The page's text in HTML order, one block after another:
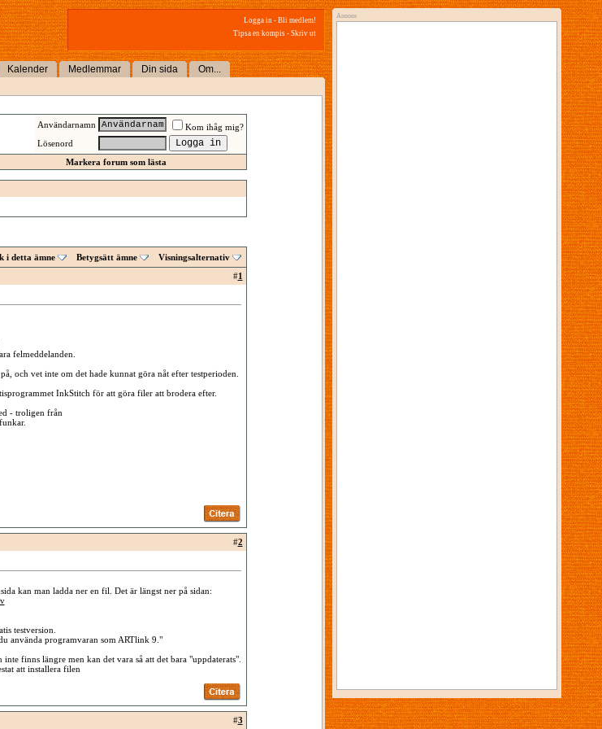
Logga in - Bli medlem!
Tipsa en kompis - Skriv ut
Kalender Medlemmar Din sida Om...
Användarnamn
Kom ihåg mig?
Lösenord
Markera forum som lästa
i detta ämne Betygsätt ämne
Visningsalternativ
#1
felmeddelanden.
och vet inte om det hade kunnat göra nåt efter testperioden.
InkStitch för att göra filer att brodera efter.
- troligen från
#2
kan man ladda ner en fil. Det är längst ner på sidan:
testversion.
använda programvaran som ARTlink 9."
finns längre men kan det vara så att det bara "uppdaterats".
att installera filen
#3
Annons